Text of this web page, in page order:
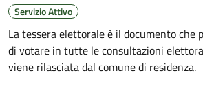
Servizio Attivo
La tessera elettorale è il documento
di votare in tutte le consultazioni
viene rilasciata dal comune di residenza.